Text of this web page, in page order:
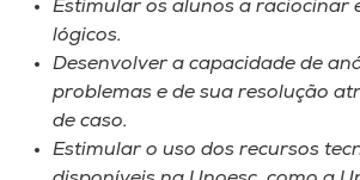
Estimular os alunos a raciocinar
lógicos.
Desenvolver a capacidade de
problemas e de sua resolução
de caso.
Estimular o uso dos recursos